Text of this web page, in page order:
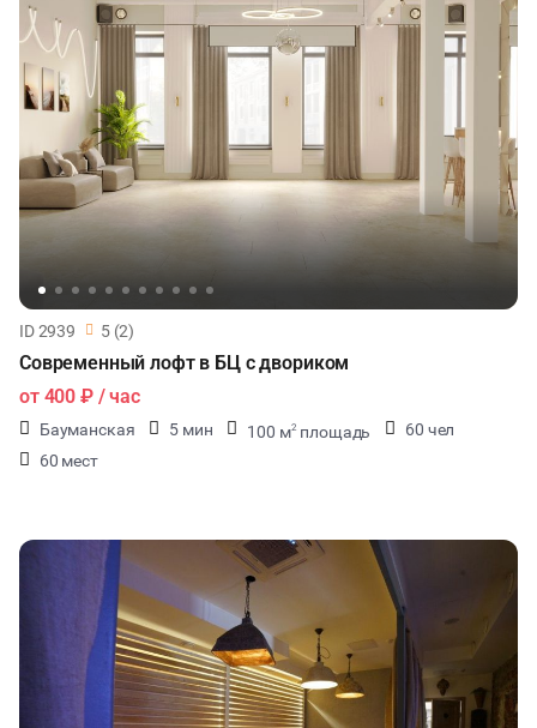
ID 2939 5 (2)
Современный лофт в БЦ с двориком
от 400 ₽/ час
Бауманская 5 мин 100 м2 площадь
60 чел
60 мест